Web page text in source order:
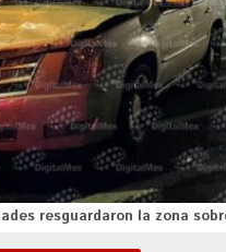
resguardaron la zona